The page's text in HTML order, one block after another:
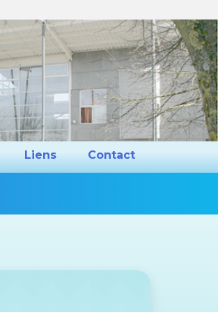
Liens Contact
êtes
Restauration Liens